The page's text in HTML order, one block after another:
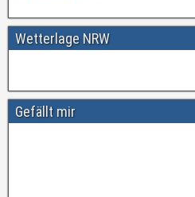
Wetterlage NRW
Gefällt mir